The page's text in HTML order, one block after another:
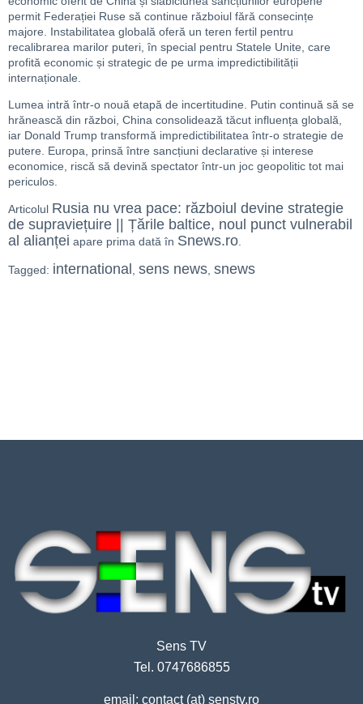
permit Federației Ruse să continue războiul fără consecințe
majore. Instabilitatea globală oferă un teren fertil pentru
recalibrarea marilor puteri, în special pentru Statele Unite, care
profită economic și strategic de pe urma impredictibilității
internaționale.
Lumea intră într-o nouă etapă de incertitudine. Putin continuă să se
hrănească din război, China consolidează tăcut influența globală,
iar Donald Trump transformă impredictibilitatea într-o strategie de
putere. Europa, prinsă între sancțiuni declarative și interese
economice, riscă să devină spectator într-un joc geopolitic tot mai
periculos.
Articolul Rusia nu vrea pace: războiul devine strategie
de supraviețuire || Țările baltice, noul punct vulnerabil
al alianței apare prima dată în Snews.ro.
Tagged: international sens news snews
Sens TV
Tel. 0747686855
email: contact (at) senstv.ro